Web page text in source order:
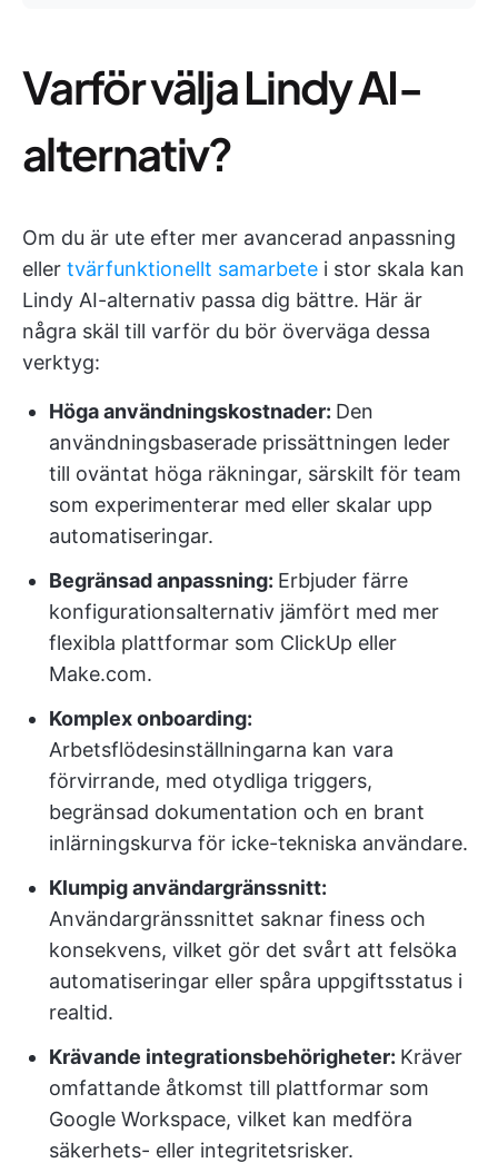
Varför välja Lindy AI-
alternativ?
Om du är ute efter mer avancerad anpassning
eller tvärfunktionellt samarbete i stor skala kan
Lindy AI-alternativ passa dig bättre. Här är
några skäl till varför du bör överväga dessa
verktyg:
Höga användningskostnader: Den
användningsbaserade prissättningen leder
till oväntat höga räkningar, särskilt för team
som experimenterar med eller skalar upp
automatiseringar.
Begränsad anpassning: Erbjuder färre
konfigurationsalternativ jämfört med mer
flexibla plattformar som ClickUp eller
Make.com.
Komplex onboarding:
Arbetsflödesinställningarna kan vara
förvirrande, med otydliga triggers,
begränsad dokumentation och en brant
inlärningskurva för icke-tekniska användare.
Klumpig användargränssnitt:
Användargränssnittet saknar finess och
konsekvens, vilket gör det svårt att felsöka
automatiseringar eller spåra uppgiftsstatus i
realtid.
Krävande integrationsbehörigheter: Kräver
omfattande åtkomst till plattformar som
Google Workspace, vilket kan medföra
säkerhets- eller integritetsrisker.